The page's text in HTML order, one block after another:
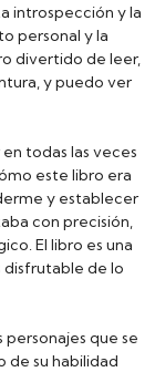
introspección y la
personal y la
divertido de leer,
y puedo ver
todas las veces
este libro era
y establecer
con precisión,
El libro es una
disfrutable de lo
que se
de su habilidad